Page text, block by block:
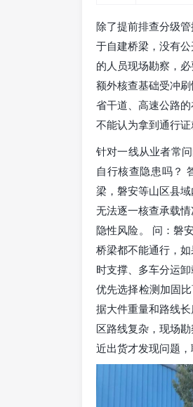
除了提前排查分级
于自建桥梁，没有
的人员现场勘察，
额外核查基础受冲
省干道、高速公路
不能认为拿到通行
针对一线从业者常
自行核查隐患吗？
梁，磐安等山区县
无法逐一核查承载
隐性风险。 问：磐
桥梁都不能通行，
时支撑、多车分运
优先选择检测加固
据大件重量和路线
区路线复杂，现场
近出货才发现问题，